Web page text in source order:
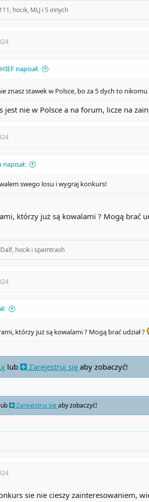
, hocik, MLJ i 5 innych
napisał:
znasz stawek w Polsce, bo za 5 dych to
jest nie w Polsce a na forum, licze na
swego losu i wygraj konkurs!
którzy już są kowalami ? Mogą brać
, hocik i spamtrash
którzy już są kowalami ? Mogą brać udział ?
lub Zarejestruj się aby zobaczyć!
lub Zarejestruj sięaby zobaczyć!
sie nie cieszy zainteresowaniem,